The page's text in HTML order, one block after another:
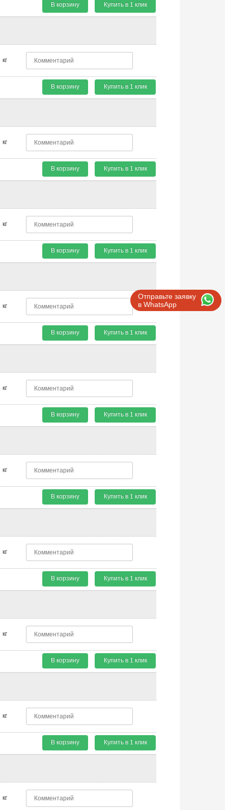
Отправьте заявку
в WhatsApp
В корзину Купить в 1 клик
кг
В корзину Купить в 1 клик
кг
В корзину Купить в 1 клик
кг
В корзину Купить в 1 клик
кг
В корзину Купить в 1 клик
кг
В корзину Купить в 1 клик
кг
В корзину Купить в 1 клик
кг
В корзину Купить в 1 клик
кг
В корзину Купить в 1 клик
кг
В корзину Купить в 1 клик
кг